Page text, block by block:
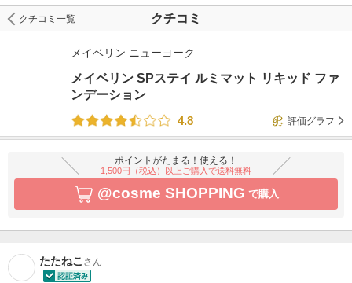
クチコミ
クチコミ一覧
メイベリン ニューヨーク
メイベリン SPステイ ルミマット リキッド ファ
ンデーション
4.8
評価グラフ
ポイントがたまる！使える！
1,500円（税込）以上ご購入で送料無料
@cosme SHOPPING で購入
たたねこ さん